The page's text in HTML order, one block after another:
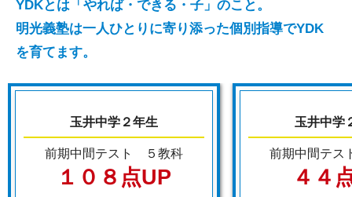
首都模試対策
進路相談
YDKとは「やれば・できる・子」のこと。
明光義塾は一人ひとりに寄り添った個別指導でYDK
を育てます。
玉井中学２年生
前期中間テスト ５教科
１０８点UP
玉井中学
前期中間テ
４４